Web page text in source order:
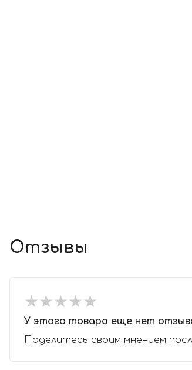
Отзывы
★★★★★
★★★★★
У этого товара еще нет
Поделитесь своим мнением